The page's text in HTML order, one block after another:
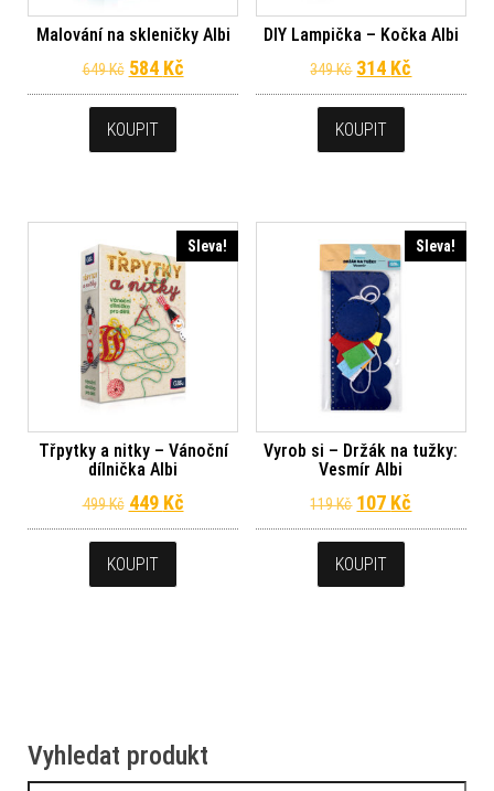
Malování na skleničky Albi
649Kč Původní cena byla: 649 Kč.
584 KčAktuální cena je: 584 Kč.
KOUPIT
DIY Lampička – Kočka Albi
349Kč Původní cena
314 Kč
KOUPIT
Sleva!
Třpytky a nitky – Vánoční
dílnička Albi
499Kč Původní cena byla: 499 Kč.
449 KčAktuální cena je: 449 Kč.
KOUPIT
Sleva!
Vyrob si – Držák na tužky:
Vesmír Albi
119Kč Původní cena
107 Kč
KOUPIT
Vyhledat produkt